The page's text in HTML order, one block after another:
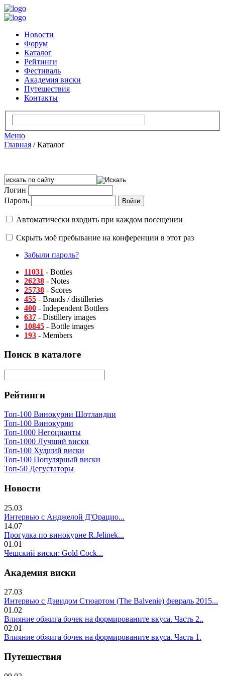
Новости
Форум
Каталог
Рейтинги
Фестиваль
Академия виски
Путешествия
Контакты
Меню
Главная /Каталог
Логин
Пароль
Автоматически входить при каждом посещении
Скрыть моё пребывание на конференции в этот раз
Забыли пароль?
11031 - Bottles
26238 - Notes
25738 - Scores
455 - Brands / distilleries
400 - Independent Bottlers
637 - Distillery images
10845 - Bottle images
193 - Members
Поиск в каталоге
Рейтинги
Топ-100 Винокурни Шотландии
Топ-100 Винокурни
Топ-1000 Негоцианты
Топ-1000 Лучший виски
Топ-100 Худший виски
Топ-100 Популярный виски
Топ-50 Дегустаторы
Новости
25.03
Интервью с Анджелой Д'Орацио...
14.07
Прогулка по винокурне R.Jelinek...
01.01
Чешский виски: Gold Cock...
Академия виски
27.03
Интервью с Дэвидом Стюартом (The Balvenie) февраль 2015...
01.02
Влияние обжига бочек на формированите вкуса. Часть 2..
02.01
Влияние обжига бочек на формированите вкуса. Часть 1.
Путешествия